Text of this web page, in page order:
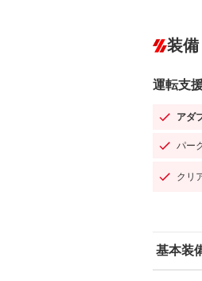
装備
運転支
アダ
パー
クリ
基本装